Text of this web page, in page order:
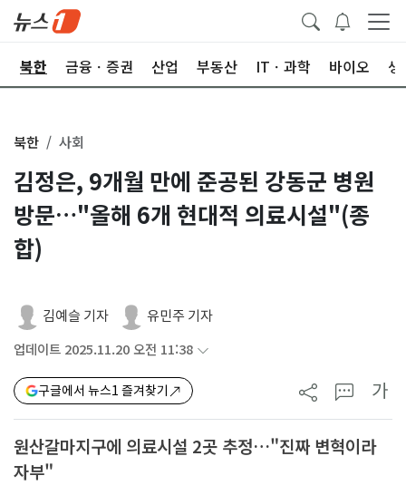
북한 금융ㆍ증권 산업 부동산 ITㆍ과학 바이오 생
북한 사회
김정은, 9개월 만에 준공된 강동군 병원
방문…"올해 6개 현대적 의료시설"(종
합)
김예슬 기자 유민주 기자
업데이트 2025.11.20 오전 11:38
구글에서 뉴스1 즐겨찾기 가
원산갈마지구에 의료시설 2곳 추정…"진짜 변혁이라
자부"